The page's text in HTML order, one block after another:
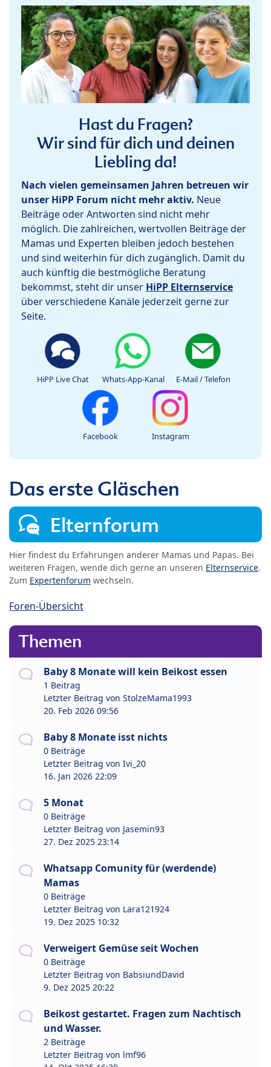
Hast du Fragen?
Wir sind für dich und deinen
Liebling da!
Nach vielen gemeinsamen Jahren betreuen wir
unser HiPP Forum nicht mehr aktiv. Neue
Beiträge oder Antworten sind nicht mehr
möglich. Die zahlreichen, wertvollen Beiträge der
Mamas und Experten bleiben jedoch bestehen
und sind weiterhin für dich zugänglich. Damit du
auch künftig die bestmögliche Beratung
bekommst, steht dir unser HiPP Elternservice
über verschiedene Kanäle jederzeit gerne zur
Seite.
HiPP Live Chat Whats-App-Kanal E-Mail / Telefon
Facebook Instagram
Das erste Gläschen
Elternforum
Hier findest du Erfahrungen anderer Mamas und Papas. Bei
weiteren Fragen, wende dich gerne an unseren Elternservice.
Zum Expertenforum wechseln.
Foren-Übersicht
Themen
Baby 8 Monate will kein Beikost essen
1 Beitrag
Letzter Beitrag von StolzeMama1993
20. Feb 2026 09:56
Baby 8 Monate isst nichts
0 Beiträge
Letzter Beitrag von Ivi_20
16. Jan 2026 22:09
5 Monat
0 Beiträge
Letzter Beitrag von Jasemin93
27. Dez 2025 23:14
Whatsapp Comunity für (werdende)
Mamas
0 Beiträge
Letzter Beitrag von Lara121924
19. Dez 2025 10:32
Verweigert Gemüse seit Wochen
0 Beiträge
Letzter Beitrag von BabsiundDavid
9. Dez 2025 20:22
Beikost gestartet. Fragen zum Nachtisch
und Wasser.
2 Beiträge
Letzter Beitrag von lmf96